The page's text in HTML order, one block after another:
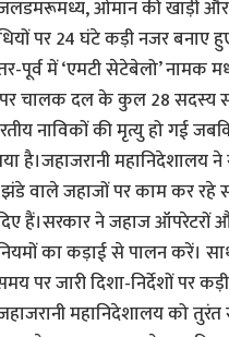
जलडमरूमध्य, ओमान की खाड़ी
पर 24 घंटे कड़ी नजर
पूर्व में ‘एमटी सेटेबेलो’
चालक दल के कुल 28 सदस्य
नाविकों की मृत्यु हो गई
है।जहाजरानी महानिदेशालय
वाले जहाजों पर काम कर रहे
हैं।सरकार ने जहाज ऑपरेटरों
का कड़ाई से पालन करें। साथ
पर जारी दिशा-निर्देशों पर
महानिदेशालय को